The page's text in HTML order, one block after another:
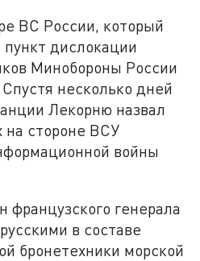
ВС России, который
дислокации
Минобороны России
несколько дней
Лекорню назвал
стороне ВСУ
войны
генерала
в составе
бронетехники морской